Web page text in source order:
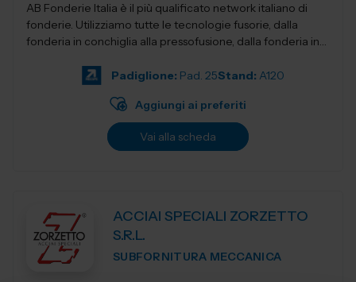
AB Fonderie Italia è il più qualificato network italiano di
fonderie. Utilizziamo tutte le tecnologie fusorie, dalla
fonderia in conchiglia alla pressofusione, dalla fonderia in
Padiglione: Pad. 25Stand: A120
Aggiungi ai preferiti
Vai alla scheda
ACCIAI SPECIALI ZORZETTO
S.R.L.
SUBFORNITURA MECCANICA